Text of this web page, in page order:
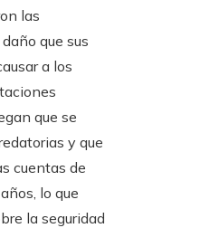
las
que sus
a los
que se
y que
cuentas de
lo que
la seguridad